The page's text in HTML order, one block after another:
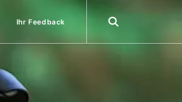
Ihr Feedback